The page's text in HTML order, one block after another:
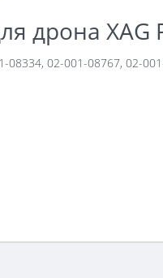
дрона XAG
08334, 02-001-08767, 02-